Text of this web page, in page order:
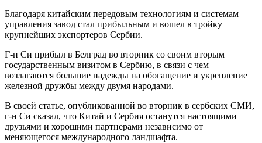
Благодаря китайским передовым технологиям и системам
управления завод стал прибыльным и вошел в тройку
крупнейших экспортеров Сербии.
Г-н Си прибыл в Белград во вторник со своим вторым
государственным визитом в Сербию, в связи с чем
возлагаются большие надежды на обогащение и укрепление
железной дружбы между двумя народами.
В своей статье, опубликованной во вторник в сербских СМИ,
г-н Си сказал, что Китай и Сербия останутся настоящими
друзьями и хорошими партнерами независимо от
меняющегося международного ландшафта.